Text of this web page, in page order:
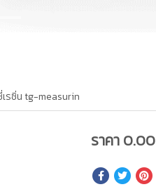
รซิ่น tg-measurin
ราคา0.00